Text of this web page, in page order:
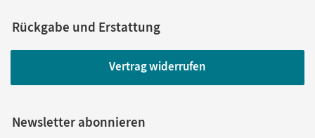
Rückgabe und Erstattung
Vertrag widerrufen
Newsletter abonnieren